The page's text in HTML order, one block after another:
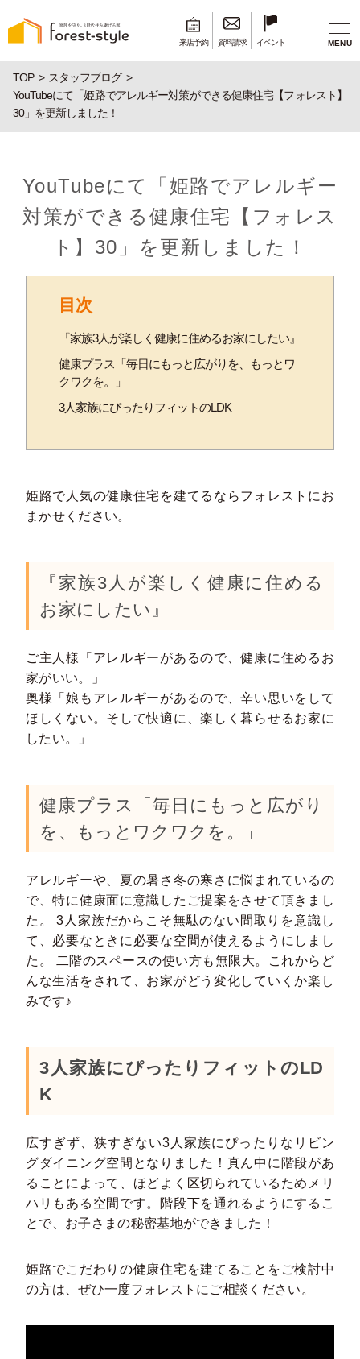
来店予約 資料請求 イベント MENU
TOP
スタッフブログ
YouTubeにて「姫路でアレルギー対策ができる健康住宅【フォレスト】
30」を更新しました！
YouTubeにて「姫路でアレルギー
対策ができる健康住宅【フォレス
ト】30」を更新しました！
目次
『家族3人が楽しく健康に住めるお家にしたい』
健康プラス「毎日にもっと広がりを、もっとワ
クワクを。」
3人家族にぴったりフィットのLDK
姫路で人気の健康住宅を建てるならフォレストにお
まかせください。
『家族3人が楽しく健康に住める
お家にしたい』
ご主人様「アレルギーがあるので、健康に住めるお
家がいい。」
奥様「娘もアレルギーがあるので、辛い思いをして
ほしくない。そして快適に、楽しく暮らせるお家に
したい。」
健康プラス「毎日にもっと広がり
を、もっとワクワクを。」
アレルギーや、夏の暑さ冬の寒さに悩まれているの
で、特に健康面に意識したご提案をさせて頂きまし
た。 3人家族だからこそ無駄のない間取りを意識し
て、必要なときに必要な空間が使えるようにしまし
た。 二階のスペースの使い方も無限大。これからど
んな生活をされて、お家がどう変化していくか楽し
みです♪
3人家族にぴったりフィットのLD
K
広すぎず、狭すぎない3人家族にぴったりなリビン
グダイニング空間となりました！真ん中に階段があ
ることによって、ほどよく区切られているためメリ
ハリもある空間です。階段下を通れるようにするこ
とで、お子さまの秘密基地ができました！
姫路でこだわりの健康住宅を建てることをご検討中
の方は、ぜひ一度フォレストにご相談ください。